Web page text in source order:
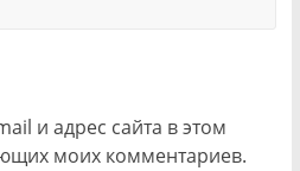
и адрес сайта в этом
моих комментариев.